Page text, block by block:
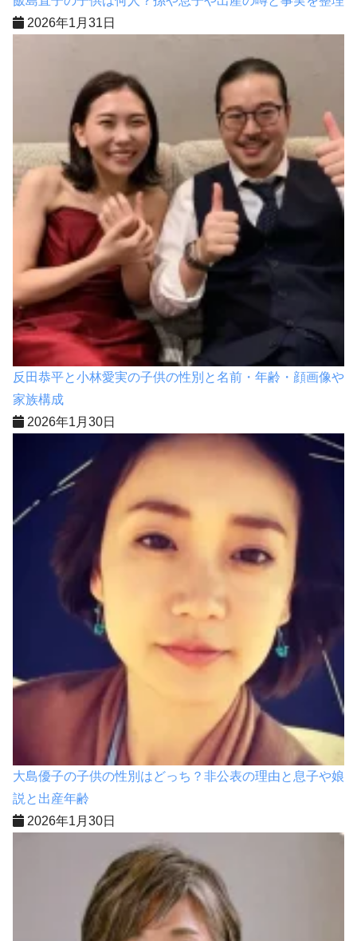
2026年1月31日
反田恭平と小林愛実の子供の性別と名前・年齢・顔画像や
家族構成
2026年1月30日
大島優子の子供の性別はどっち？非公表の理由と息子や娘
説と出産年齢
2026年1月30日